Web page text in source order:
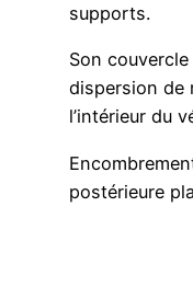
supports.
Son couvercle
dispersion de
l’intérieur du
postérieure